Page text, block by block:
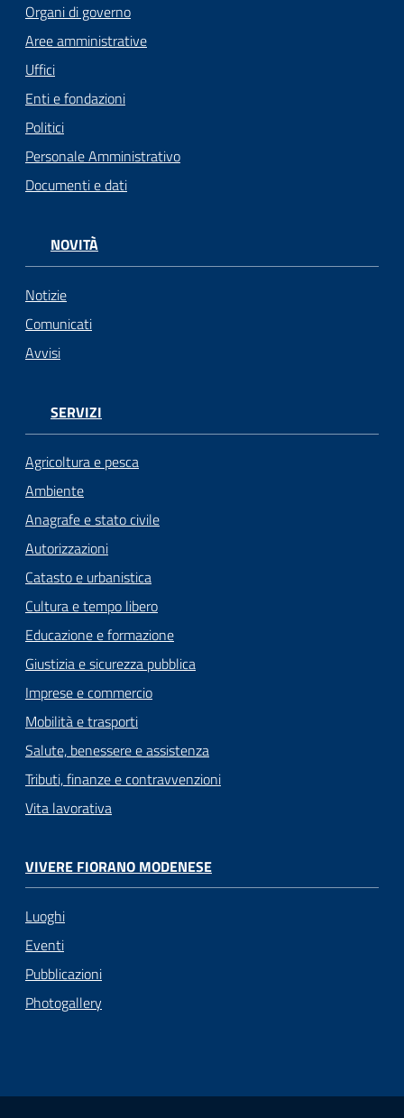
Organi di governo
Aree amministrative
Uffici
Enti e fondazioni
Politici
Personale Amministrativo
Documenti e dati
NOVITÀ
Notizie
Comunicati
Avvisi
SERVIZI
Agricoltura e pesca
Ambiente
Anagrafe e stato civile
Autorizzazioni
Catasto e urbanistica
Cultura e tempo libero
Educazione e formazione
Giustizia e sicurezza pubblica
Imprese e commercio
Mobilità e trasporti
Salute, benessere e assistenza
Tributi, finanze e contravvenzioni
Vita lavorativa
VIVERE FIORANO MODENESE
Luoghi
Eventi
Pubblicazioni
Photogallery